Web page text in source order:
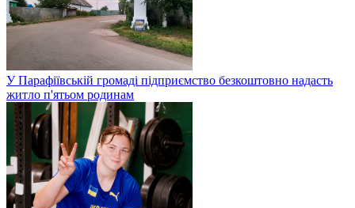
У Парафіївській громаді підприємство безкоштовно надасть
житло п'ятьом родинам